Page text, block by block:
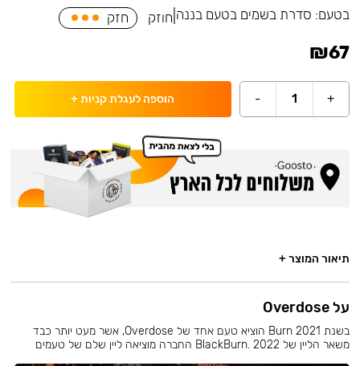
בטעם: סדרת בשמים בטעם בננה חוזק חזק
₪67
+
1
- הוספה לעגלת קניות +
תיאור המוצר +
על Overdose
בשנת 2021 Burn הוציא טעם אחד של Overdose, אשר מעט יותר כבד
משאר הליין של BlackBurn. 2022 החברה מוציאה ליין שלם של טעמים